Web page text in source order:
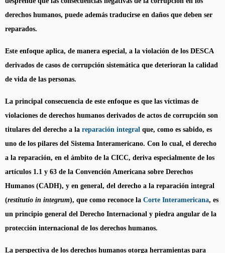
derechos humanos, puede además traducirse en daños que deben ser
reparados.
Este enfoque aplica, de manera especial, a la violación de los DESCA
derivados de casos de corrupción sistemática que deterioran la calidad
de vida de las personas.
La principal consecuencia de este enfoque es que las víctimas de
violaciones de derechos humanos derivados de actos de corrupción son
titulares del derecho a la reparación integral que, como es sabido, es
uno de los pilares del Sistema Interamericano. Con lo cual, el derecho
a la reparación, en el ámbito de la CICC, deriva especialmente de los
artículos 1.1 y 63 de la Convención Americana sobre Derechos
Humanos (CADH), y en general, del derecho a la reparación integral
(restitutio in integrum), que como reconoce la Corte Interamericana, es
un principio general del Derecho Internacional y piedra angular de la
protección internacional de los derechos humanos.
La perspectiva de los derechos humanos otorga herramientas para